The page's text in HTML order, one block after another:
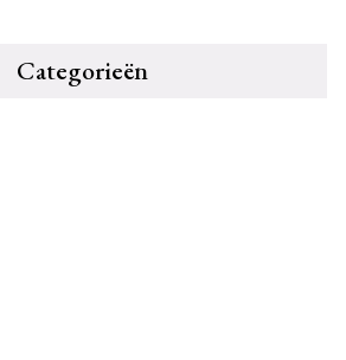
Categorieën